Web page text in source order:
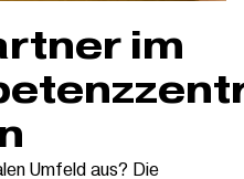
im
Umfeld aus? Die